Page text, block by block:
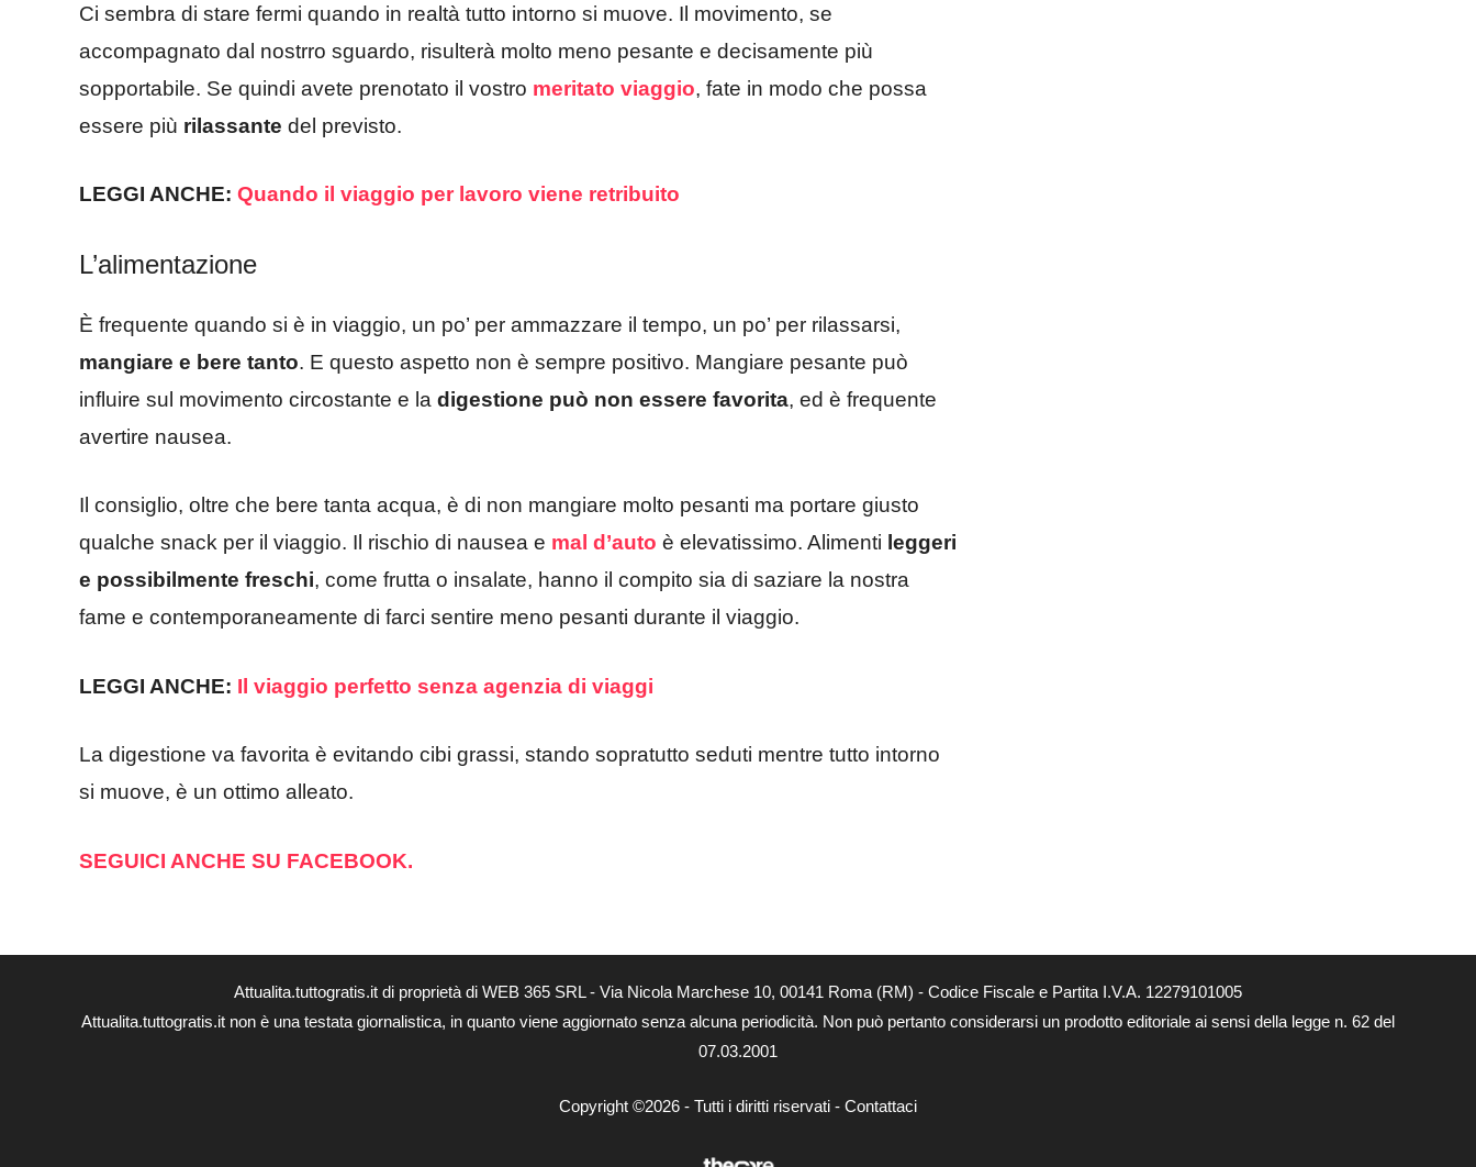
Ci sembra di stare fermi quando in realtà tutto intorno si muove. Il movimento, se
accompagnato dal nostrro sguardo, risulterà molto meno pesante e decisamente più
sopportabile. Se quindi avete prenotato il vostro meritato viaggio, fate in modo che possa
essere più rilassante del previsto.
LEGGI ANCHE: Quando il viaggio per lavoro viene retribuito
L’alimentazione
È frequente quando si è in viaggio, un po’ per ammazzare il tempo, un po’ per rilassarsi,
mangiare e bere tanto. E questo aspetto non è sempre positivo. Mangiare pesante può
influire sul movimento circostante e la digestione può non essere favorita, ed è frequente
avertire nausea.
Il consiglio, oltre che bere tanta acqua, è di non mangiare molto pesanti ma portare giusto
qualche snack per il viaggio. Il rischio di nausea e mal d’auto è elevatissimo. Alimenti leggeri
e possibilmente freschi, come frutta o insalate, hanno il compito sia di saziare la nostra
fame e contemporaneamente di farci sentire meno pesanti durante il viaggio.
LEGGI ANCHE: Il viaggio perfetto senza agenzia di viaggi
La digestione va favorita è evitando cibi grassi, stando sopratutto seduti mentre tutto intorno
si muove, è un ottimo alleato.
SEGUICI ANCHE SU FACEBOOK.
Attualita.tuttogratis.it di proprietà di WEB 365 SRL - Via Nicola Marchese 10, 00141 Roma (RM) - Codice Fiscale e Partita I.V.A. 12279101005
Attualita.tuttogratis.it non è una testata giornalistica, in quanto viene aggiornato senza alcuna periodicità. Non può pertanto considerarsi un prodotto editoriale ai sensi della legge n. 62 del
07.03.2001
Copyright ©2026 - Tutti i diritti riservati - Contattaci